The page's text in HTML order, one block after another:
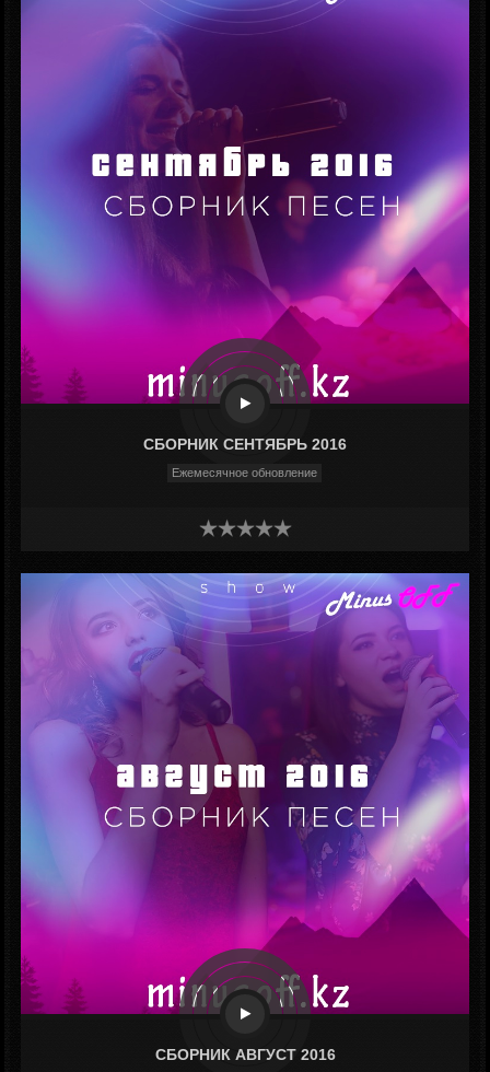
СБОРНИК СЕНТЯБРЬ 2016
Ежемесячное обновление
СБОРНИК АВГУСТ 2016